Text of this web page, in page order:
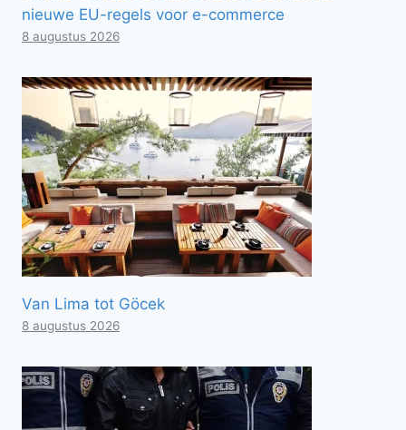
nieuwe EU-regels voor e-commerce
8 augustus 2026
Van Lima tot Göcek
8 augustus 2026